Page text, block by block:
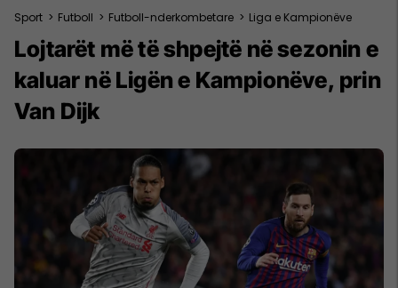
Sport > Futboll > Futboll-nderkombetare > Liga e Kampionëve
Lojtarët më të shpejtë në sezonin e
kaluar në Ligën e Kampionëve, prin
Van Dijk